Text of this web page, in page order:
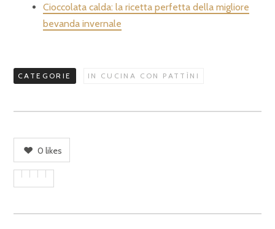
Cioccolata calda: la ricetta perfetta della migliore
bevanda invernale
CATEGORIE IN CUCINA CON PATTÌNI
0 likes